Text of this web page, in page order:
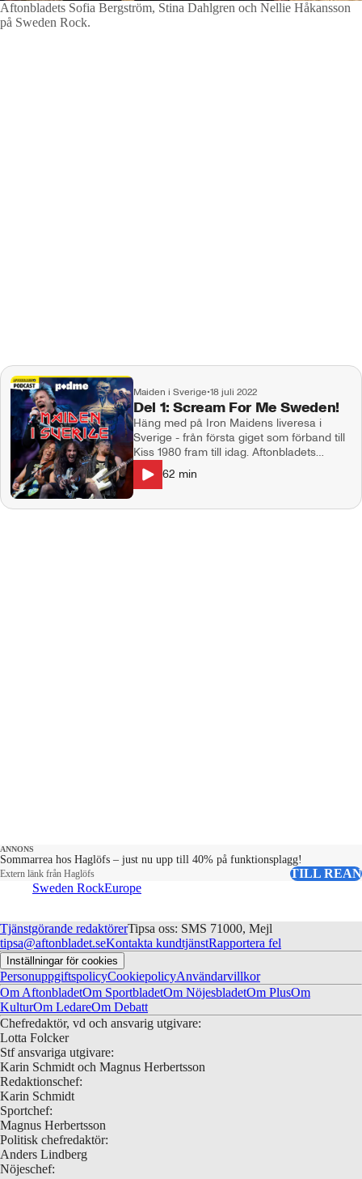
Aftonbladets Sofia Bergström, Stina Dahlgren och Nellie Håkansson
på Sweden Rock.
Maiden i Sverige•18 juli 2022
Del 1: Scream For Me Sweden!
Häng med på Iron Maidens liveresa i
Sverige - från första giget som förband till
Kiss 1980 fram till idag. Aftonbladets
hårdrocksexpert Mattias Kling och
författaren och Maiden-experten Henrik
Me Sweden", tar plats i studion. Det blir ett
62 min
ANNONS
Sommarrea hos Haglöfs – just nu upp till 40% på funktionsplagg!
Extern länk från Haglöfs
TILL REAN
Sweden RockEurope
Tjänstgörande redaktörerTipsa oss: SMS 71000, Mejl
tipsa@aftonbladet.seKontakta kundtjänstRapportera fel
Inställningar för cookies
PersonuppgiftspolicyCookiepolicyAnvändarvillkor
Om AftonbladetOm SportbladetOm NöjesbladetOm PlusOm
KulturOm LedareOm Debatt
Chefredaktör, vd och ansvarig utgivare:
Lotta Folcker
Stf ansvariga utgivare:
Karin Schmidt och Magnus Herbertsson
Redaktionschef:
Karin Schmidt
Sportchef:
Magnus Herbertsson
Politisk chefredaktör:
Anders Lindberg
Nöjeschef: